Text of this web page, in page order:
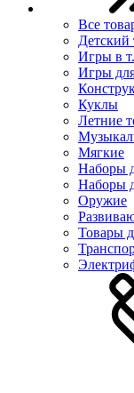
Все
Детский
Игры в
Игры
Куклы
Летние
Мягкие
Наборы
Наборы
Оружие
Товары